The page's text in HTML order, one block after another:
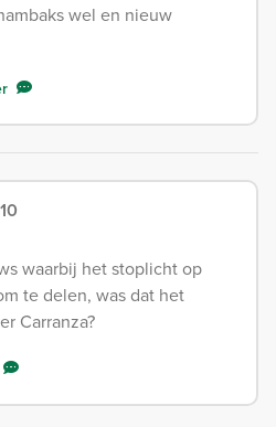
wel en nieuw
waarbij het stoplicht op
te delen, was dat het
Carranza?